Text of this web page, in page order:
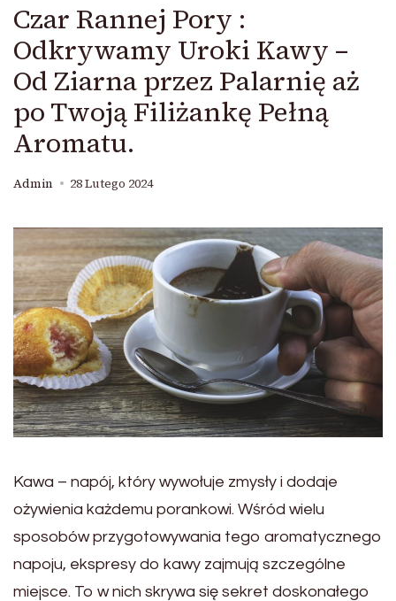
Czar Rannej Pory :
Odkrywamy Uroki Kawy –
Od Ziarna przez Palarnię aż
po Twoją Filiżankę Pełną
Aromatu.
Admin 28 Lutego 2024
Kawa – napój, który wywołuje zmysły i dodaje
ożywienia każdemu porankowi. Wśród wielu
sposobów przygotowywania tego aromatycznego
napoju, ekspresy do kawy zajmują szczególne
miejsce. To w nich skrywa się sekret doskonałego